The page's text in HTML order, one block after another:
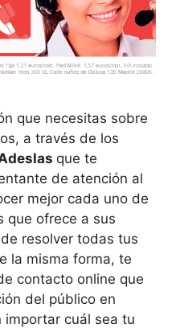
que necesitas sobre
a través de los
que te
de atención al
mejor cada uno de
que ofrece a sus
resolver todas tus
la misma forma, te
contacto online que
del público en
importar cuál sea tu